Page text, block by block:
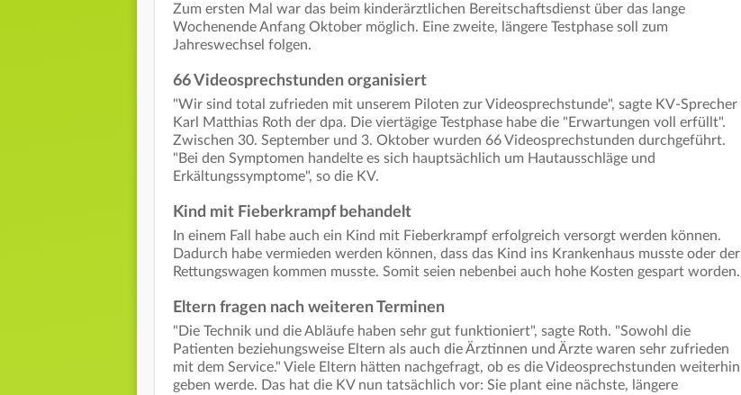
Zum ersten Mal war das beim kinderärztlichen Bereitschaftsdienst über das lange
Wochenende Anfang Oktober möglich. Eine zweite, längere Testphase soll zum
Jahreswechsel folgen.
66 Videosprechstunden organisiert
"Wir sind total zufrieden mit unserem Piloten zur Videosprechstunde", sagte KV-Sprecher
Karl Matthias Roth der dpa. Die viertägige Testphase habe die "Erwartungen voll erfüllt".
Zwischen 30. September und 3. Oktober wurden 66 Videosprechstunden durchgeführt.
"Bei den Symptomen handelte es sich hauptsächlich um Hautausschläge und
Erkältungssymptome", so die KV.
Kind mit Fieberkrampf behandelt
In einem Fall habe auch ein Kind mit Fieberkrampf erfolgreich versorgt werden können.
Dadurch habe vermieden werden können, dass das Kind ins Krankenhaus musste oder der
Rettungswagen kommen musste. Somit seien nebenbei auch hohe Kosten gespart worden.
Eltern fragen nach weiteren Terminen
"Die Technik und die Abläufe haben sehr gut funktioniert", sagte Roth. "Sowohl die
Patienten beziehungsweise Eltern als auch die Ärztinnen und Ärzte waren sehr zufrieden
mit dem Service." Viele Eltern hätten nachgefragt, ob es die Videosprechstunden weiterhin
geben werde. Das hat die KV nun tatsächlich vor: Sie plant eine nächste, längere